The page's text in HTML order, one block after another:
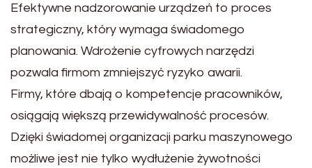
Efektywne nadzorowanie urządzeń to proces
strategiczny, który wymaga świadomego
planowania. Wdrożenie cyfrowych narzędzi
pozwala firmom zmniejszyć ryzyko awarii.
Firmy, które dbają o kompetencje pracowników,
osiągają większą przewidywalność procesów.
Dzięki świadomej organizacji parku maszynowego
możliwe jest nie tylko wydłużenie żywotności